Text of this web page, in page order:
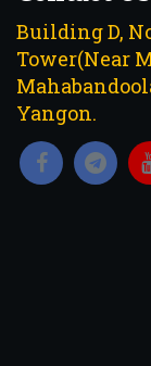
Building D,
Tower(Near
Yangon.